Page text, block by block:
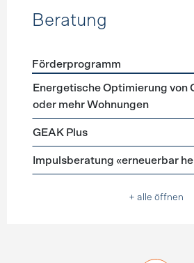
Beratung
Förderprogramme Beratung
Förderprogramm
Energetische Optimierung von
oder mehr Wohnungen
GEAK Plus
Impulsberatung «erneuerbar
+ alle öffnen